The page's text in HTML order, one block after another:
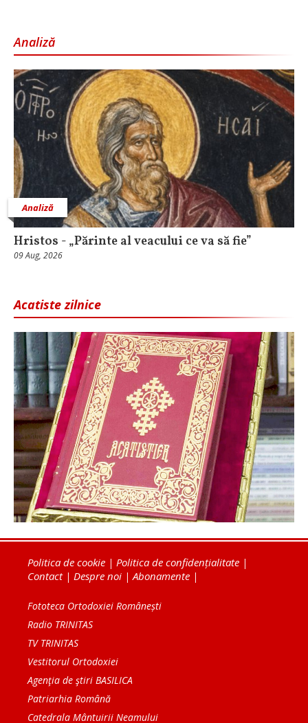
Analiză
Analiză
Hristos - „Părinte al veacului ce va să fie”
09 Aug, 2026
Acatiste zilnice
Politica de cookie | Politica de confidențialitate |
Contact| Despre noi | Abonamente |
Fototeca Ortodoxiei Românești
Radio TRINITAS
TV TRINITAS
Vestitorul Ortodoxiei
Agenţia de ştiri BASILICA
Patriarhia Română
Catedrala Mântuirii Neamului